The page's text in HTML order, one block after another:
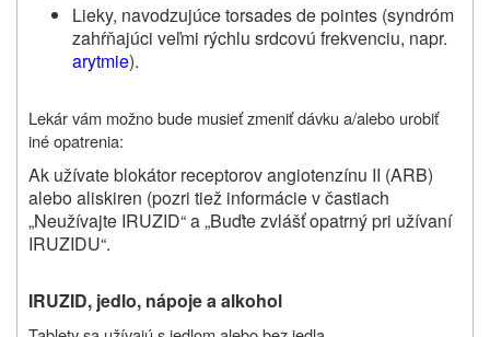
Lieky, navodzujúce torsades de pointes (syndróm
zahŕňajúci veľmi rýchlu srdcovú frekvenciu, napr.
arytmie).
Lekár vám možno bude musieť zmeniť dávku a/alebo urobiť
iné opatrenia:
Ak užívate blokátor receptorov angiotenzínu II (ARB)
alebo aliskiren (pozri tiež informácie v častiach
„Neužívajte IRUZID“ a „Buďte zvlášť opatrný pri užívaní
IRUZIDU“.
IRUZID, jedlo, nápoje a alkohol